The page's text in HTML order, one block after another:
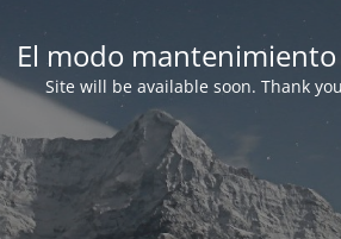
El modo
Site will be available soon. Thank